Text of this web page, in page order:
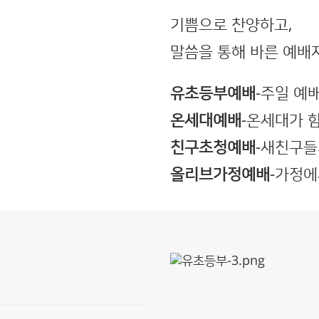
기쁨으로 찬양하고,
말씀을 통해 바른 예배
유초등부예배-주일 예
온세대예배-온세대가
친구초청예배-새친구
올리브가정예배-가정